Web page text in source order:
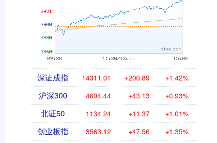
深证成指 14311.01 +200.89 +1.42%
沪深300 4694.44 +43.13 +0.93%
北证50 1134.24 +11.37 +1.01%
创业板指 3563.12 +47.56 +1.35%